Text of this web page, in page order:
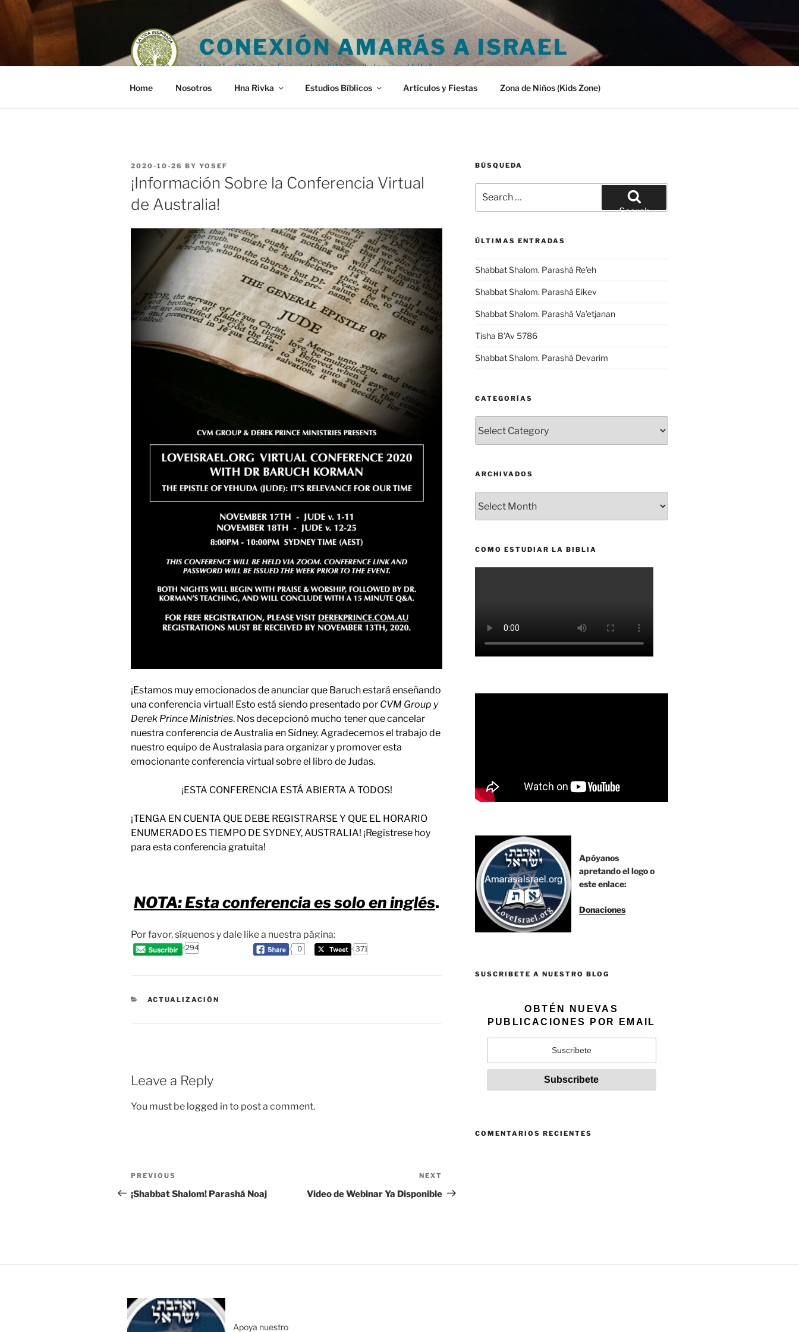
Skip
CONEXIÓN AMARÁS A ISRAEL
Versión Oficial en Español de "Biblically Inspired Life"
Home Nosotros Hna Rivka Estudios Bíblicos Artículos y Fiestas Zona de Niños (Kids Zone)
POSTED
ON
2020-10-26 BY YOSEF
¡Información Sobre la Conferencia Virtual
de Australia!
¡Estamos muy emocionados de anunciar que Baruch estará enseñando
una conferencia virtual! Esto está siendo presentado por CVM Group y
Derek Prince Ministries. Nos decepcionó mucho tener que cancelar
nuestra conferencia de Australia en Sídney. Agradecemos el trabajo de
nuestro equipo de Australasia para organizar y promover esta
emocionante conferencia virtual sobre el libro de Judas.
¡ESTA CONFERENCIA ESTÁ ABIERTA A TODOS!
¡TENGA EN CUENTA QUE DEBE REGISTRARSE Y QUE EL HORARIO
ENUMERADO ES TIEMPO DE SYDNEY, AUSTRALIA! ¡Regístrese hoy
para esta conferencia gratuita!
NOTA: Esta conferencia es solo en inglés.
Por favor, síguenos y dale like a nuestra página:
294 0 371
CATEGORIES
ACTUALIZACIÓN
Leave a Reply
You must be logged into post a comment.
Post
navigation
Previous
Post
PREVIOUS
¡Shabbat Shalom! Parashá Noaj
Post
NEXT
Video de Webinar Ya Disponible
BÚSQUEDA
for:
Search
ÚLTIMAS ENTRADAS
Shabbat Shalom. Parashá Re’eh
Shabbat Shalom. Parashá Eikev
Shabbat Shalom. Parashá Va’etjanan
Tisha B’Av 5786
Shabbat Shalom. Parashá Devarim
CATEGORÍAS
ARCHIVADOS
COMO ESTUDIAR LA BIBLIA
Apóyanos
apretando el logo o
este enlace:
Donaciones
SUSCRIBETE A NUESTRO BLOG
OBTÉN NUEVAS
PUBLICACIONES POR EMAIL
COMENTARIOS RECIENTES
Apoya nuestro